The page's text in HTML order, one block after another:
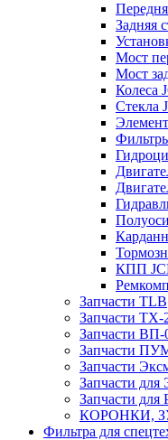
Задняя
Мост
Мост
Колеса
Стекла
КПП
Запчасти TLB
Запчасти
Запчасти ВП-
Запчасти
Запчасти
Запчасти
Запчасти
КОРОНКИ,
Фильтра для